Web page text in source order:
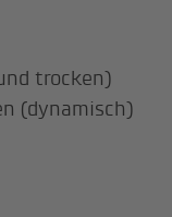
trocken)
(dynamisch)